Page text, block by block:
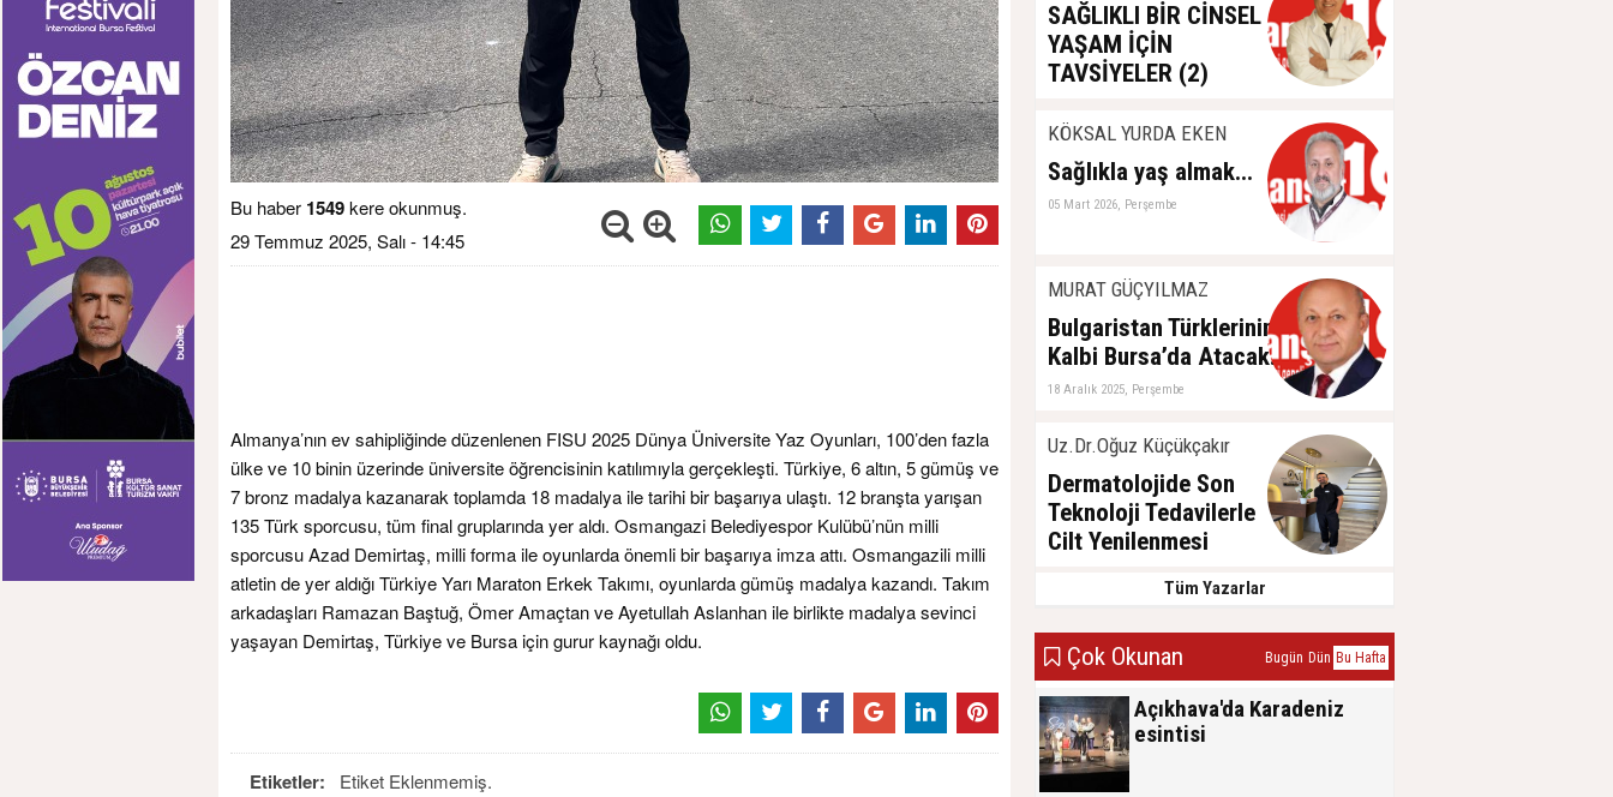
Bu haber 1549kere okunmuş.
29 Temmuz 2025, Salı - 14:45
Almanya’nın ev sahipliğinde düzenlenen FISU 2025 Dünya Üniversite Yaz Oyunları, 100’den fazla
ülke ve 10 binin üzerinde üniversite öğrencisinin katılımıyla gerçekleşti. Türkiye, 6 altın, 5 gümüş ve
7 bronz madalya kazanarak toplamda 18 madalya ile tarihi bir başarıya ulaştı. 12 branşta yarışan
135 Türk sporcusu, tüm final gruplarında yer aldı. Osmangazi Belediyespor Kulübü’nün milli
sporcusu Azad Demirtaş, milli forma ile oyunlarda önemli bir başarıya imza attı. Osmangazili milli
atletin de yer aldığı Türkiye Yarı Maraton Erkek Takımı, oyunlarda gümüş madalya kazandı. Takım
arkadaşları Ramazan Baştuğ, Ömer Amaçtan ve Ayetullah Aslanhan ile birlikte madalya sevinci
yaşayan Demirtaş, Türkiye ve Bursa için gurur kaynağı oldu.
Etiketler: Etiket Eklenmemiş.
SAĞLIKLI BİR CİNSEL
YAŞAM İÇİN
TAVSİYELER (2)
KÖKSAL YURDA EKEN
Sağlıkla yaş almak...
05 Mart 2026, Perşembe
MURAT GÜÇYILMAZ
Bulgaristan Türklerinin
Kalbi Bursa’da Atacak!
18 Aralık 2025, Perşembe
Uz.Dr.Oğuz Küçükçakır
Dermatolojide Son
Teknoloji Tedavilerle
Cilt Yenilenmesi
Tüm Yazarlar
Çok Okunan Bugün Dün Bu Hafta
Açıkhava'da Karadeniz
esintisi